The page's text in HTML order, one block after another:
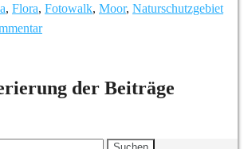
, Flora, Fotowalk, Moor, Naturschutzgebiet
der Beiträge